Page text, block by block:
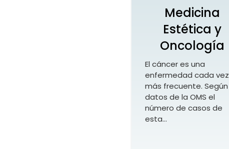
Medicina
Estética y
Oncología
El cáncer es una
enfermedad cada vez
más frecuente. Según
datos de la OMS el
número de casos de
esta…